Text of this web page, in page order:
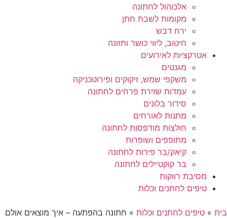
אלכוהול לחתונה
מקומות לשבת חתן
ירח דבש
חיטוב, ליווי כושר ותזונה
אטרקציות לאירועים
מגנטים
משקפי שמש, זיקוקים ופירוטכניקה
עמדות שזירת פרחים לחתונה
סידור בלונים
מתנות לאורחים
חולצות מודפסות לחתונה
מתופפים ושופרות
קיאק/בר פירות לחתונה
בר קוקטיילים לחתונה
מסיבת רווקות
טיפים לחתנים וכלות
בית » טיפים לחתנים וכלות » חתונה בהפתעה – איך מוצאים אולם